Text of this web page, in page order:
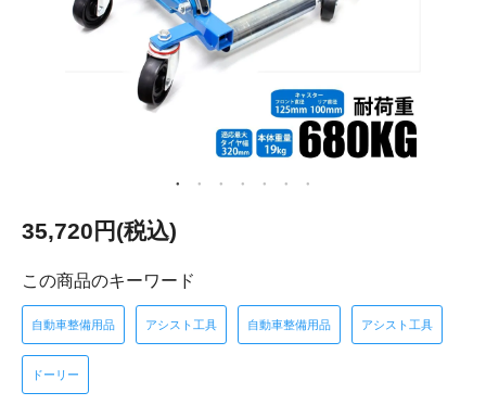
35,720円(税込)
この商品のキーワード
自動車整備用品 アシスト工具 自動車整備用品 アシスト工具
ドーリー